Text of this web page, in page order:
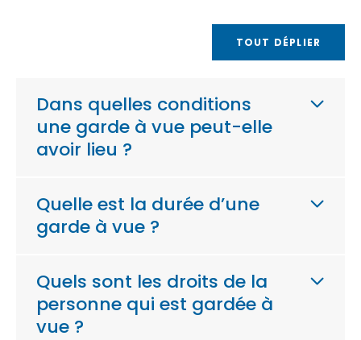
TOUT DÉPLIER
Dans quelles conditions
une garde à vue peut-elle
avoir lieu ?
Quelle est la durée d’une
garde à vue ?
Quels sont les droits de la
personne qui est gardée à
vue ?